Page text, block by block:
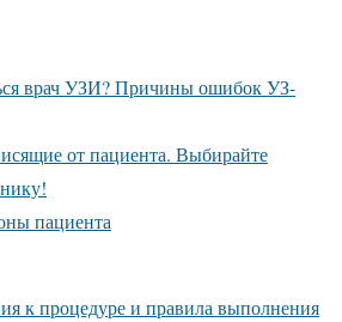
врач УЗИ? Причины ошибок УЗ-
от пациента. Выбирайте
пациента
к процедуре и правила выполнения